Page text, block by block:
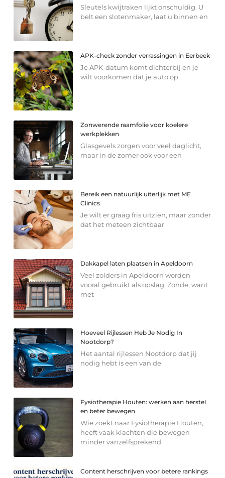
Sleutels kwijtraken lijkt onschuldig. U
belt een slotenmaker, laat u binnen en
APK-check zonder verrassingen in Eerbeek
Je APK-datum komt dichterbij en je
wilt voorkomen dat je auto op
Zonwerende raamfolie voor koelere
werkplekken
Glasgevels zorgen voor veel daglicht,
maar in de zomer ook voor een
Bereik een natuurlijk uiterlijk met ME
Clinics
Je wilt er graag fris uitzien, maar zonder
dat het meteen zichtbaar
Dakkapel laten plaatsen in Apeldoorn
Veel zolders in Apeldoorn worden
vooral gebruikt als opslag. Zonde, want
met
Hoeveel Rijlessen Heb Je Nodig In
Nootdorp?
Het aantal rijlessen Nootdorp dat jij
nodig hebt is een van de
Fysiotherapie Houten: werken aan herstel
en beter bewegen
Wie zoekt naar Fysiotherapie Houten,
heeft vaak klachten die bewegen
minder vanzelfsprekend
Content herschrijven voor betere rankings